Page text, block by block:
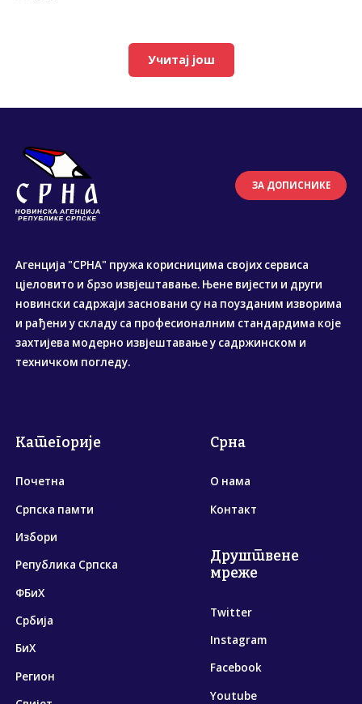
Учитај још
ЗА ДОПИСНИКЕ
Агенција "СРНА" пружа корисницима својих сервиса
цјеловито и брзо извјештавање. Њене вијести и други
новински садржаји засновани су на поузданим изворима
и рађени у складу са професионалним стандардима које
захтијева модерно извјештавање у садржинском и
техничком погледу.
Категорије
Почетна
Српска памти
Избори
Република Српска
ФБиХ
Србија
БиХ
Регион
Срна
О нама
Контакт
Друштвене
мреже
Twitter
Instagram
Facebook
Youtube